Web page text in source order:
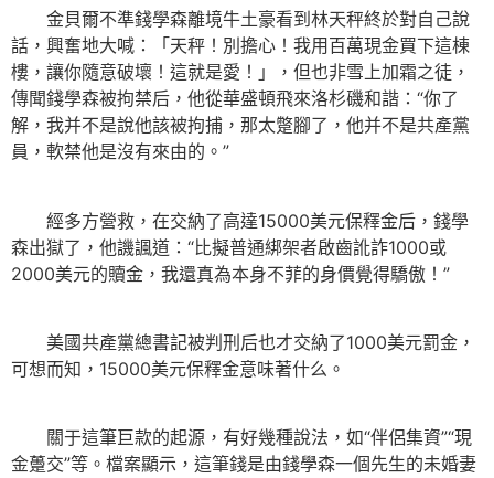
金貝爾不準錢學森離境牛土豪看到林天秤終於對自己說
話，興奮地大喊：「天秤！別擔心！我用百萬現金買下這棟
樓，讓你隨意破壞！這就是愛！」，但也非雪上加霜之徒，
傳聞錢學森被拘禁后，他從華盛頓飛來洛杉磯和諧：“你了
解，我并不是說他該被拘捕，那太蹩腳了，他并不是共產黨
員，軟禁他是沒有來由的。”
經多方營救，在交納了高達15000美元保釋金后，錢學
森出獄了，他譏諷道：“比擬普通綁架者啟齒訛詐1000或
2000美元的贖金，我還真為本身不菲的身價覺得驕傲！”
美國共產黨總書記被判刑后也才交納了1000美元罰金，
可想而知，15000美元保釋金意味著什么。
關于這筆巨款的起源，有好幾種說法，如“伴侶集資”“現
金躉交”等。檔案顯示，這筆錢是由錢學森一個先生的未婚妻